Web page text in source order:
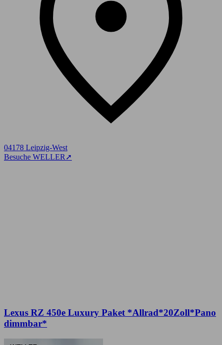
04178 Leipzig-West
Besuche WELLER ➚
Lexus RZ 450e Luxury Paket *Allrad*20Zoll*Pano
dimmbar*